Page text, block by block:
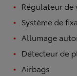
Régulateur de
Système de
Allumage
Détecteur de
Airbags